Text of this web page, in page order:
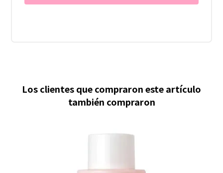
Los clientes que compraron este artículo
también compraron